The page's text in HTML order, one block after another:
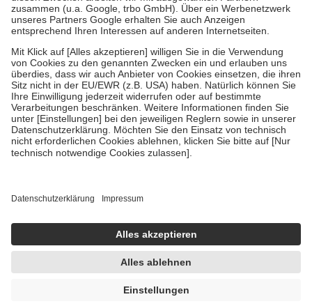
Verordnung.
Um das Engagement der Versicherten für ihre eigene Gesundheit zu
stärken und die besondere Stellung der Familie zu unterstützen,
fallenkeine Zuzahlungenan bei:
• Kindern und Jugendlichen bis zum vollendeten 18. Lebensjahr
mit Ausnahme der Fahrkosten
• Untersuchungen zur Vorsorge und Früherkennung, die von der
GKV getragen werden
• empfohlenen Schutzimpfungen
• Harn- und Blutteststreifen
getroffen, um sicherzustellen, dass es sich um echte Bewertungen
https://help.etrusted.com/hc/de/articles/4419944605341
Einige Bilder und Inhalte wurden unter Zuhilfenahme künstlicher